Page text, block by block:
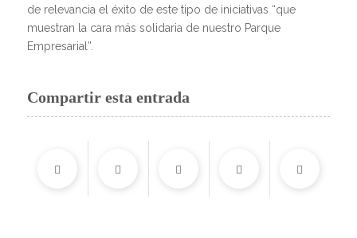
de relevancia el éxito de este tipo de iniciativas “que
muestran la cara más solidaria de nuestro Parque
Empresarial”.
Compartir esta entrada